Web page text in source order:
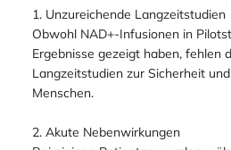
kann. (Yoshino et al., Cell
RISIKEN UND
INFUSIONEN
Obwohl NAD+-Infusionen in
Ergebnisse gezeigt haben, fehlen
Login